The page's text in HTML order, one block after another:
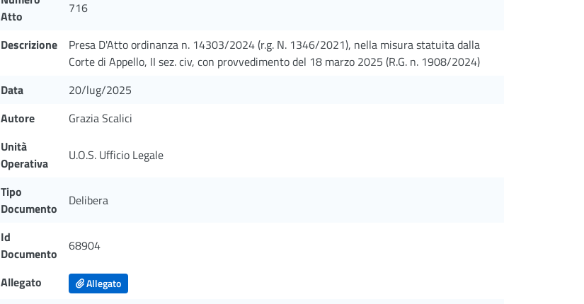
Atto
716
Descrizione
Presa D'Atto ordinanza n. 14303/2024 (r.g. N. 1346/2021), nella misura statuita dalla
Corte di Appello, II sez. civ, con provvedimento del 18 marzo 2025 (R.G. n. 1908/2024)
Data
20/lug/2025
Autore
Grazia Scalici
Unità
Operativa
U.O.S. Ufficio Legale
Tipo
Documento
Delibera
Id
Documento
68904
Allegato Allegato